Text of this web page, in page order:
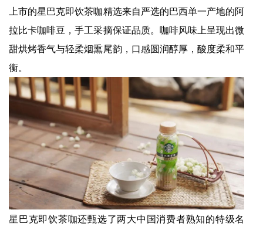
上市的星巴克即饮茶咖精选来自严选的巴西单一产地的阿
拉比卡咖啡豆，手工采摘保证品质。咖啡风味上呈现出微
甜烘烤香气与轻柔烟熏尾韵，口感圆润醇厚，酸度柔和平
衡。
星巴克即饮茶咖还甄选了两大中国消费者熟知的特级名